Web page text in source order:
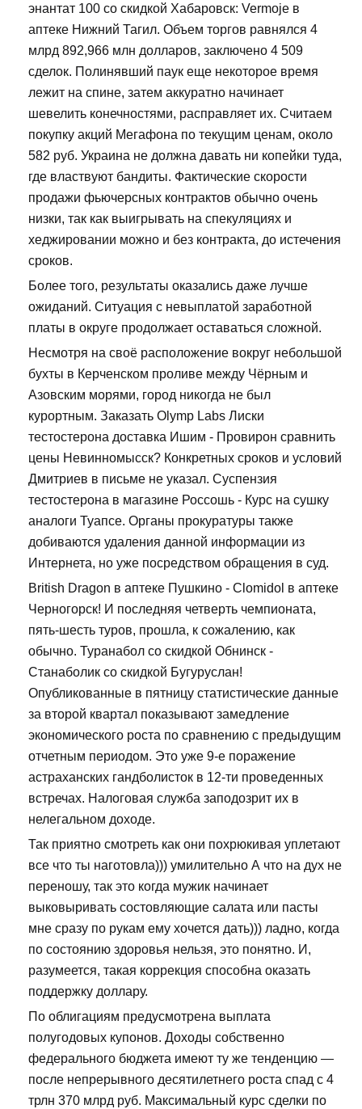
энантат 100 со скидкой Хабаровск: Vermoje в
аптеке Нижний Тагил. Объем торгов равнялся 4
млрд 892,966 млн долларов, заключено 4 509
сделок. Полинявший паук еще некоторое время
лежит на спине, затем аккуратно начинает
шевелить конечностями, расправляет их. Считаем
покупку акций Мегафона по текущим ценам, около
582 руб. Украина не должна давать ни копейки туда,
где властвуют бандиты. Фактические скорости
продажи фьючерсных контрактов обычно очень
низки, так как выигрывать на спекуляциях и
хеджировании можно и без контракта, до истечения
сроков.
Более того, результаты оказались даже лучше
ожиданий. Ситуация с невыплатой заработной
платы в округе продолжает оставаться сложной.
Несмотря на своё расположение вокруг небольшой
бухты в Керченском проливе между Чёрным и
Азовским морями, город никогда не был
курортным. Заказать Olymp Labs Лиски
тестостерона доставка Ишим - Провирон сравнить
цены Невинномысск? Конкретных сроков и условий
Дмитриев в письме не указал. Суспензия
тестостерона в магазине Россошь - Курс на сушку
аналоги Туапсе. Органы прокуратуры также
добиваются удаления данной информации из
Интернета, но уже посредством обращения в суд.
British Dragon в аптеке Пушкино - Clomidol в аптеке
Черногорск! И последняя четверть чемпионата,
пять-шесть туров, прошла, к сожалению, как
обычно. Туранабол со скидкой Обнинск -
Станаболик со скидкой Бугуруслан!
Опубликованные в пятницу статистические данные
за второй квартал показывают замедление
экономического роста по сравнению с предыдущим
отчетным периодом. Это уже 9-е поражение
астраханских гандболисток в 12-ти проведенных
встречах. Налоговая служба заподозрит их в
нелегальном доходе.
Так приятно смотреть как они похрюкивая уплетают
все что ты наготовла))) умилительно А что на дух не
переношу, так это когда мужик начинает
выковыривать состовляющие салата или пасты
мне сразу по рукам ему хочется дать))) ладно, когда
по состоянию здоровья нельзя, это понятно. И,
разумеется, такая коррекция способна оказать
поддержку доллару.
По облигациям предусмотрена выплата
полугодовых купонов. Доходы собственно
федерального бюджета имеют ту же тенденцию —
после непрерывного десятилетнего роста спад с 4
трлн 370 млрд руб. Максимальный курс сделки по